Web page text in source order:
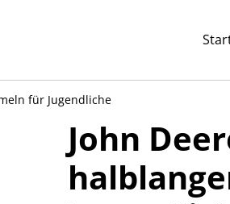
für Jugendliche
John